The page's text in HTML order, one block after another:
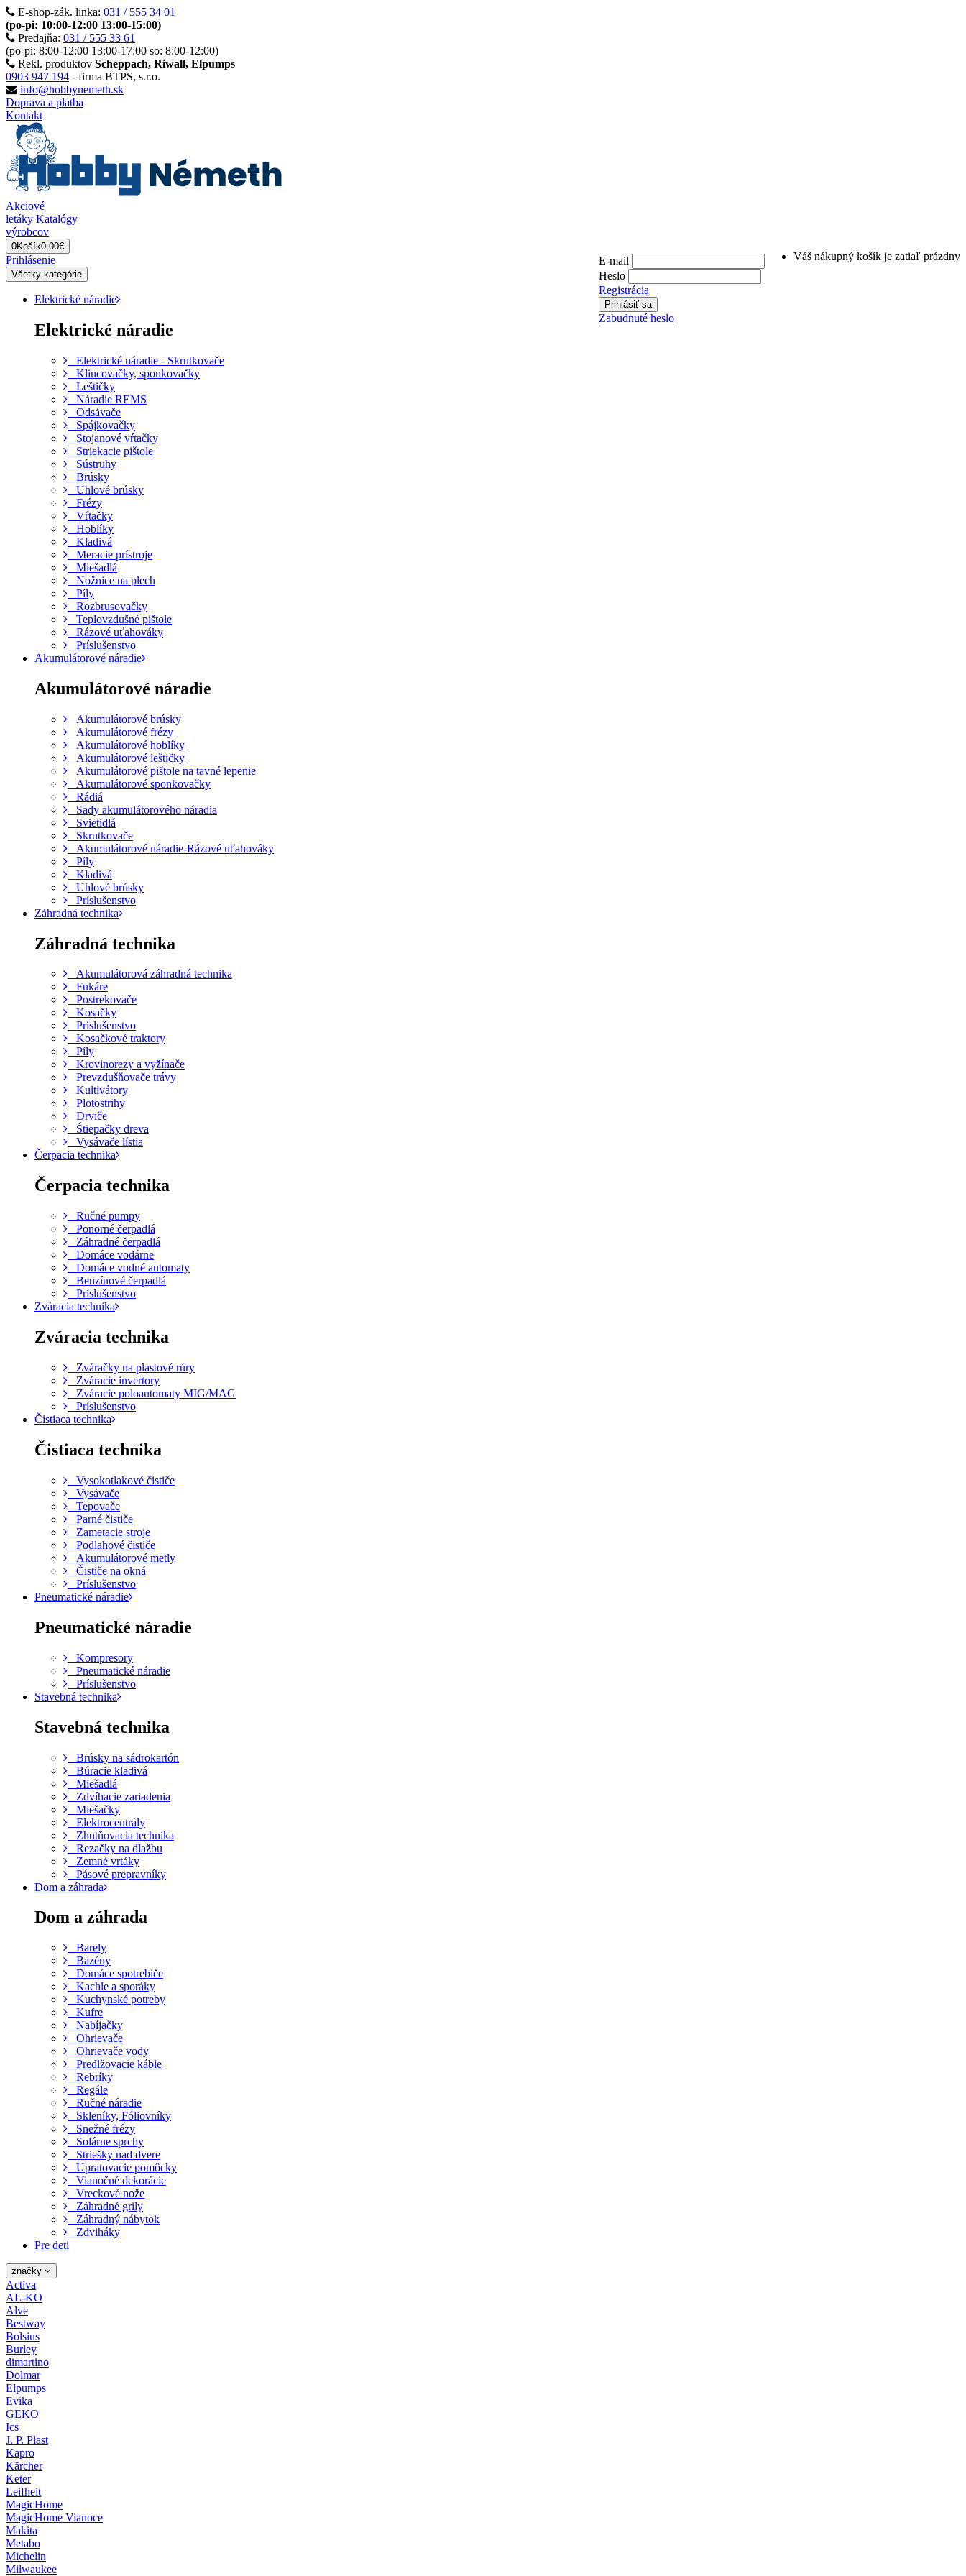
E-shop-zák. linka: 031 / 555 34 01
(po-pi: 10:00-12:00 13:00-15:00)
Predajňa: 031 / 555 33 61
(po-pi: 8:00-12:00 13:00-17:00 so: 8:00-12:00)
Rekl. produktov Scheppach, Riwall, Elpumps
0903 947 194 - firma BTPS, s.r.o.
info@hobbynemeth.sk
Doprava a platba
Kontakt
Akciové
letáky Katalógy
výrobcov
0Košík0,00€
Váš nákupný košík je zatiaľ prázdny
Prihlásenie
E-mail
Heslo
Registrácia
Zabudnuté heslo
Všetky kategórie
Elektrické náradie
Elektrické náradie
Elektrické náradie - Skrutkovače
Klincovačky, sponkovačky
Leštičky
Náradie REMS
Odsávače
Spájkovačky
Stojanové vŕtačky
Striekacie pištole
Sústruhy
Brúsky
Uhlové brúsky
Frézy
Vŕtačky
Hoblíky
Kladivá
Meracie prístroje
Miešadlá
Nožnice na plech
Píly
Rozbrusovačky
Teplovzdušné pištole
Rázové uťahováky
Príslušenstvo
Akumulátorové náradie
Akumulátorové náradie
Akumulátorové brúsky
Akumulátorové frézy
Akumulátorové hoblíky
Akumulátorové leštičky
Akumulátorové pištole na tavné lepenie
Akumulátorové sponkovačky
Rádiá
Sady akumulátorového náradia
Svietidlá
Skrutkovače
Akumulátorové náradie-Rázové uťahováky
Píly
Kladivá
Uhlové brúsky
Príslušenstvo
Záhradná technika
Záhradná technika
Akumulátorová záhradná technika
Fukáre
Postrekovače
Kosačky
Príslušenstvo
Kosačkové traktory
Píly
Krovinorezy a vyžínače
Prevzdušňovače trávy
Kultivátory
Plotostrihy
Drviče
Štiepačky dreva
Vysávače lístia
Čerpacia technika
Čerpacia technika
Ručné pumpy
Ponorné čerpadlá
Záhradné čerpadlá
Domáce vodárne
Domáce vodné automaty
Benzínové čerpadlá
Príslušenstvo
Zváracia technika
Zváracia technika
Zváračky na plastové rúry
Zváracie invertory
Zváracie poloautomaty MIG/MAG
Príslušenstvo
Čistiaca technika
Čistiaca technika
Vysokotlakové čističe
Vysávače
Tepovače
Parné čističe
Zametacie stroje
Podlahové čističe
Akumulátorové metly
Čističe na okná
Príslušenstvo
Pneumatické náradie
Pneumatické náradie
Kompresory
Pneumatické náradie
Príslušenstvo
Stavebná technika
Stavebná technika
Brúsky na sádrokartón
Búracie kladivá
Miešadlá
Zdvíhacie zariadenia
Miešačky
Elektrocentrály
Zhutňovacia technika
Rezačky na dlažbu
Zemné vrtáky
Pásové prepravníky
Dom a záhrada
Dom a záhrada
Barely
Bazény
Domáce spotrebiče
Kachle a sporáky
Kuchynské potreby
Kufre
Nabíjačky
Ohrievače
Ohrievače vody
Predlžovacie káble
Rebríky
Regále
Ručné náradie
Skleníky, Fóliovníky
Snežné frézy
Solárne sprchy
Striešky nad dvere
Upratovacie pomôcky
Vianočné dekorácie
Vreckové nože
Záhradné grily
Záhradný nábytok
Zdviháky
Pre deti
značky
Activa
AL-KO
Alve
Bestway
Bolsius
Burley
dimartino
Dolmar
Elpumps
Evika
GEKO
Ics
J. P. Plast
Kapro
Kärcher
Keter
Leifheit
MagicHome
MagicHome Vianoce
Makita
Metabo
Michelin
Milwaukee